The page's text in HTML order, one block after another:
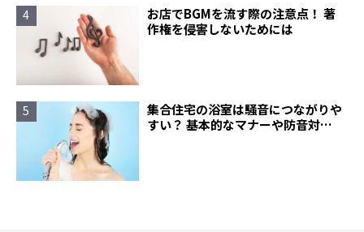
お店でBGMを流す際の注意点！ 著
作権を侵害しないためには
集合住宅の浴室は騒音につながりや
すい？ 基本的なマナーや防音対策